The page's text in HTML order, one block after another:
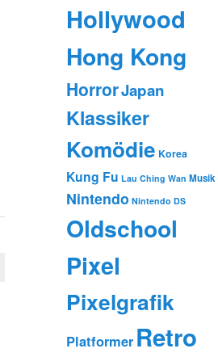
Hollywood
Hong Kong
HorrorJapan
Klassiker
Komödie Korea
Kung Fu Lau Ching Wan Musik
Nintendo Nintendo DS
Oldschool
Pixel
Pixelgrafik
Platformer Retro